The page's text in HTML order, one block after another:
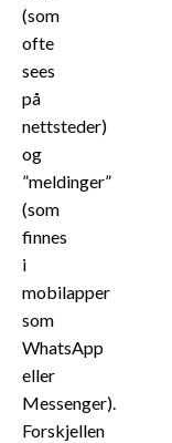
(som
ofte
sees
på
nettsteder)
og
”meldinger”
(som
finnes
i
mobilapper
som
WhatsApp
eller
Messenger).
Forskjellen